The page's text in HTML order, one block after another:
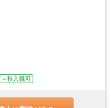
～秋入職可